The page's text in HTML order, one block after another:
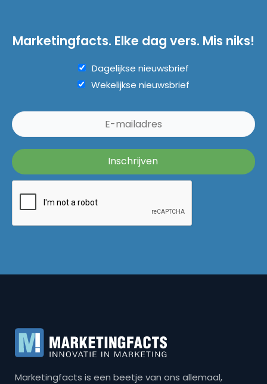
Marketingfacts. Elke dag vers. Mis niks!
Dagelijkse nieuwsbrief
Wekelijkse nieuwsbrief
Marketingfacts is een beetje van ons allemaal,